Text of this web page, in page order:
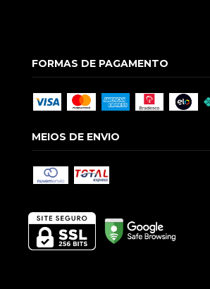
FORMAS DE PAGAMENTO
MEIOS DE ENVIO